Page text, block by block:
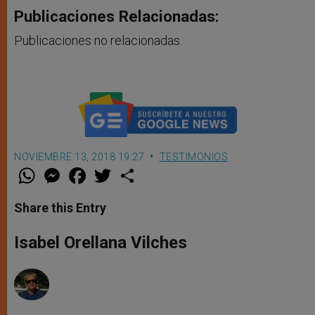
Publicaciones Relacionadas:
Publicaciones no relacionadas.
NOVIEMBRE 13, 2018 19:27 TESTIMONIOS
W
t
s
p
p
M
e
s
e
g
e
F
a
e
b
o
k
w
r
Share this Entry
Isabel Orellana Vilches